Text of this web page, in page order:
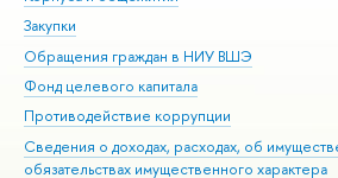
Закупки
Обращения граждан в НИУ ВШЭ
Фонд целевого капитала
Противодействие коррупции
Сведения о доходах, расходах, об
обязательствах имущественного характера